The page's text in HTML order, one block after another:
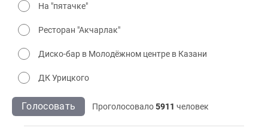
На "пятачке"
Ресторан "Акчарлак"
Диско-бар в Молодёжном центре в Казани
ДК Урицкого
Голосовать Проголосовало5911 человек